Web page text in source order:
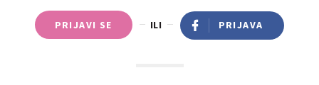
kojoj sam bio, depresivno bez svjetla na kraju tunela, Dajte dr.
Uzai pokušaj da vam pomognem riješiti svoj problem i
PRIJAVI SE ILI PRIJAVA